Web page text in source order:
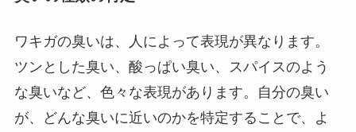
ワキガの臭いは、人によって表現が異なります。
ツンとした臭い、酸っぱい臭い、スパイスのよう
な臭いなど、色々な表現があります。自分の臭い
が、どんな臭いに近いのかを特定することで、よ